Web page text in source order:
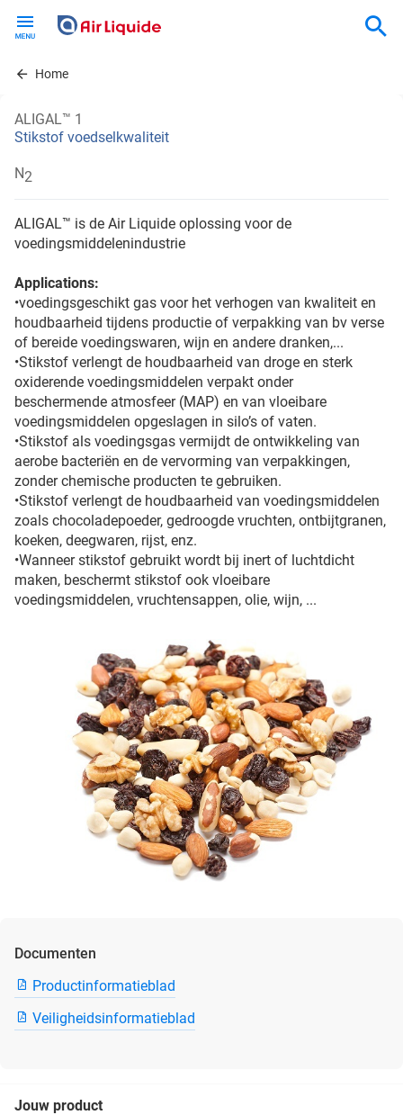
contentHome
ALIGAL™ 1
Stikstof voedselkwaliteit
N2
ALIGAL™ is de Air Liquide oplossing voor de
voedingsmiddelenindustrie
Applications:
•voedingsgeschikt gas voor het verhogen van kwaliteit en
houdbaarheid tijdens productie of verpakking van bv verse
of bereide voedingswaren, wijn en andere dranken,...
•Stikstof verlengt de houdbaarheid van droge en sterk
oxiderende voedingsmiddelen verpakt onder
beschermende atmosfeer (MAP) en van vloeibare
voedingsmiddelen opgeslagen in silo’s of vaten.
•Stikstof als voedingsgas vermijdt de ontwikkeling van
aerobe bacteriën en de vervorming van verpakkingen,
zonder chemische producten te gebruiken.
•Stikstof verlengt de houdbaarheid van voedingsmiddelen
zoals chocoladepoeder, gedroogde vruchten, ontbijtgranen,
koeken, deegwaren, rijst, enz.
•Wanneer stikstof gebruikt wordt bij inert of luchtdicht
maken, beschermt stikstof ook vloeibare
voedingsmiddelen, vruchtensappen, olie, wijn, ...
Documenten
Productinformatieblad
Veiligheidsinformatieblad
Jouw product